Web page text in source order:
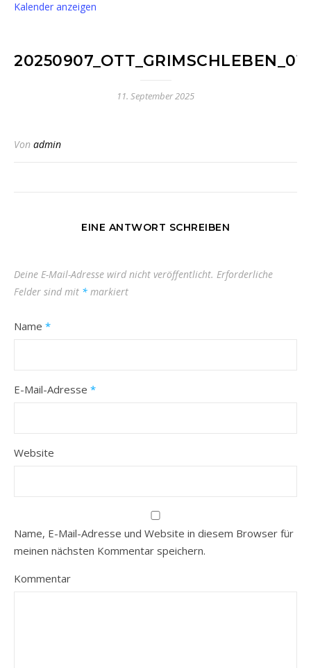
Kalender anzeigen
11. September 2025
Von admin
EINE ANTWORT SCHREIBEN
Deine E-Mail-Adresse wird nicht veröffentlicht. Erforderliche
Felder sind mit * markiert
Name *
E-Mail-Adresse *
Website
Name, E-Mail-Adresse und Website in diesem Browser für
meinen nächsten Kommentar speichern.
Kommentar